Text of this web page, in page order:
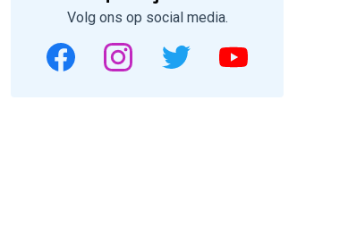
Volg ons op social media.